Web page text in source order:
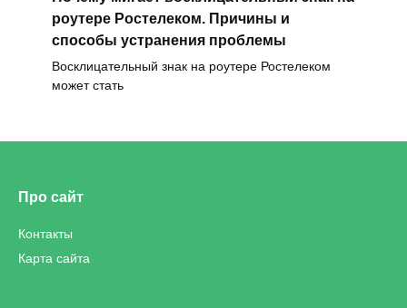
роутере Ростелеком. Причины и
способы устранения проблемы
Восклицательный знак на роутере Ростелеком
может стать
Про сайт
Контакты
Карта сайта